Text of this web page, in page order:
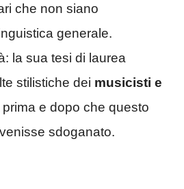
che non siano
generale.
la sua tesi di laurea
stilistiche dei musicisti e
prima e dopo che questo
sdoganato.